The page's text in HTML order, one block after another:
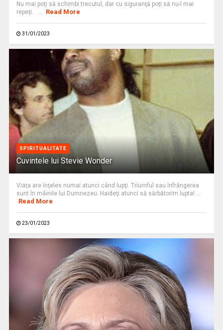
Nu mai poţi să schimbi trecutul, dar cu siguranţă poţi să nu-l mai
repeţi. ...
Read More
31/01/2023
SPIRITUALITATE
Cuvintele lui Stevie Wonder
Viaţa are înţeles numai atunci când lupţi. Triumful sau înfrângerea
sunt în mâinile lui Dumnezeu. Haideţi atunci să sărbătorim lupta! ...
Read More
23/01/2023